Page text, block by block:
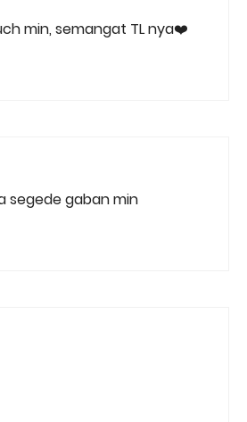
min, semangat TL nya❤️
segede gaban min